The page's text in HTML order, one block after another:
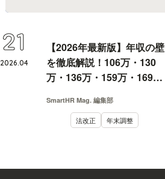
【2026年最新版】年収の壁
を徹底解説！106万・130
万・136万・159万・169
は？
SmartHR Mag. 編集部
法改正 年末調整
2026.04
21